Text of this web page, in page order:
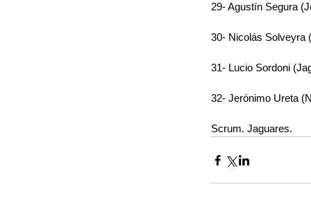
29- Agustín Segura
30- Nicolás Solveyra
31- Lucio Sordoni
32- Jerónimo Ureta
Scrum. Jaguares.